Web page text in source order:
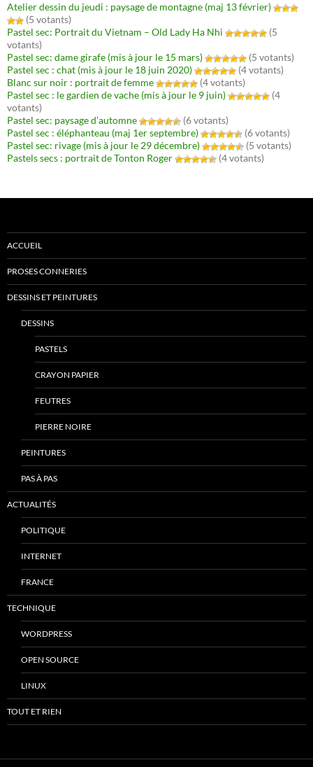
Atelier dessin du jeudi : paysage de montagne (maj 13 février)
(5 votants)
Pastel sec: Portrait du Vietnam – Old Lady Ha Nhi
(5
votants)
Pastel sec: dame girafe (mis à jour le 15 mars)
(5 votants)
Pastel sec : chat (mis à jour le 18 juin 2020)
(4 votants)
Blanc sur noir : portrait de femme
(4 votants)
Pastel sec : le gardien de vache (mis à jour le 9 juin)
(4
votants)
Pastel sec: paysage d’automne
(6 votants)
Pastel sec : éléphanteau (maj 1er septembre)
(6 votants)
Pastel sec: rivage (mis à jour le 29 décembre)
(5 votants)
Pastels secs : portrait de Tonton Roger
(4 votants)
ACCUEIL
PROSES CONNERIES
DESSINS ET PEINTURES
DESSINS
PASTELS
CRAYON PAPIER
FEUTRES
PIERRE NOIRE
PEINTURES
PAS À PAS
ACTUALITÉS
POLITIQUE
INTERNET
FRANCE
TECHNIQUE
WORDPRESS
OPEN SOURCE
LINUX
TOUT ET RIEN